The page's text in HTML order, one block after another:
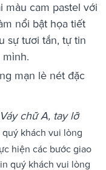
màu cam pastel với
nổi bật họa tiết
sự tươi tắn, tự tin
mạn lè nét đặc
Váy chữ A, tay lỡ
khách vui lòng
hiện các bước giao
quý khách vui lòng